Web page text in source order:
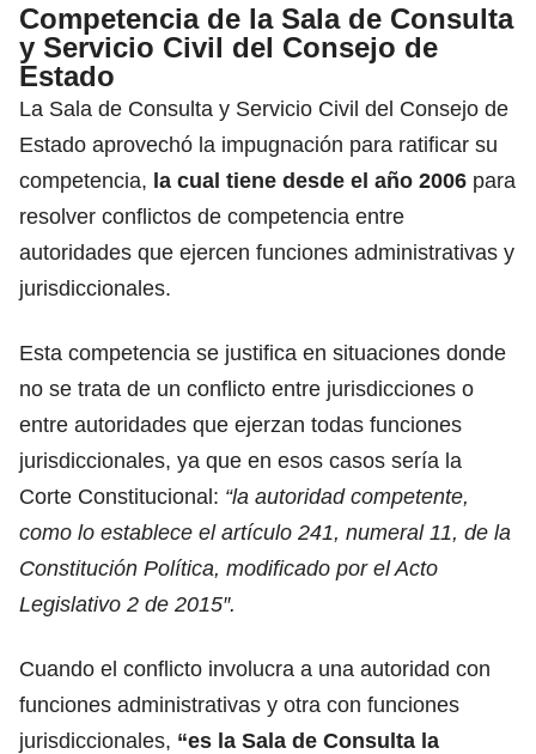
Competencia de la Sala de Consulta
y Servicio Civil del Consejo de
Estado
La Sala de Consulta y Servicio Civil del Consejo de
Estado aprovechó la impugnación para ratificar su
competencia, la cual tiene desde el año 2006 para
resolver conflictos de competencia entre
autoridades que ejercen funciones administrativas y
jurisdiccionales.
Esta competencia se justifica en situaciones donde
no se trata de un conflicto entre jurisdicciones o
entre autoridades que ejerzan todas funciones
jurisdiccionales, ya que en esos casos sería la
Corte Constitucional: “la autoridad competente,
como lo establece el artículo 241, numeral 11, de la
Constitución Política, modificado por el Acto
Legislativo 2 de 2015″.
Cuando el conflicto involucra a una autoridad con
funciones administrativas y otra con funciones
jurisdiccionales, “es la Sala de Consulta la